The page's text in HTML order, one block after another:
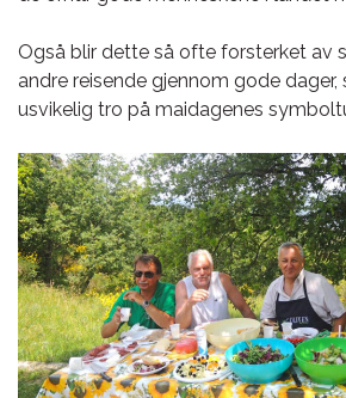
Også blir dette så ofte forsterket av
andre reisende gjennom gode dager,
usvikelig tro på maidagenes